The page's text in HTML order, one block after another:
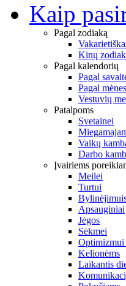
Kaip
Pagal zodiaką
Kinų
Pagal kalendorių
Pagal
Pagal
Vestuvių
Patalpoms
Svetainei
Vaikų
Darbo
Įvairiems
Meilei
Turtui
Apsauginiai
Jėgos
Sėkmei
Optimizmui
Kelionėms
Laikantis